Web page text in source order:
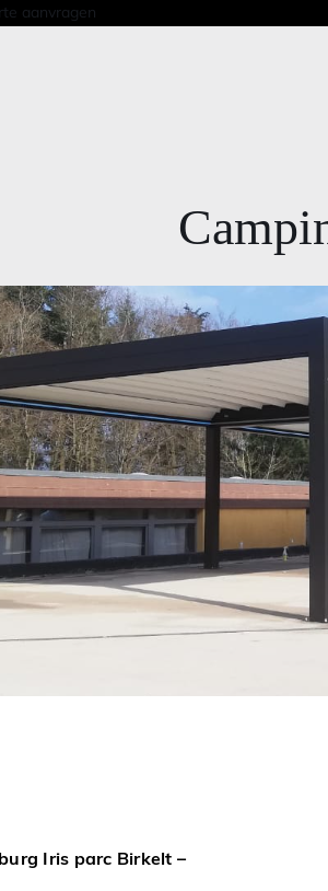
aanvragen
Iris parc Birkelt –